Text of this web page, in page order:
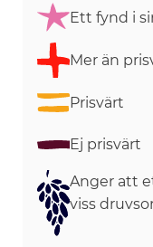
Ett fynd i
Mer än
Prisvärt
Ej prisvärt
Anger att
viss